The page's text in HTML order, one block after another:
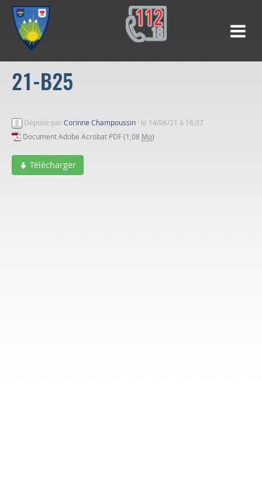
21-B25
Déposé parCorinne Champoussin · le 14/06/21 à 16:37
Document Adobe Acrobat PDF (1,08 Mo)
Télécharger